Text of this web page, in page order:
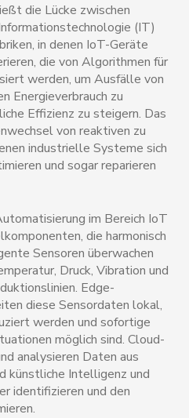
die Lücke zwischen
(IT)
in denen IoT-Geräte
die von Algorithmen für
werden, um Ausfälle von
Energieverbrauch zu
Effizienz zu steigern. Das
von reaktiven zu
industrielle Systeme sich
und sogar reparieren
im Bereich IoT
die harmonisch
Sensoren überwachen
Druck, Vibration und
Edge-
diese Sensordaten lokal,
werden und sofortige
möglich sind. Cloud-
analysieren Daten aus
künstliche Intelligenz und
identifizieren und den